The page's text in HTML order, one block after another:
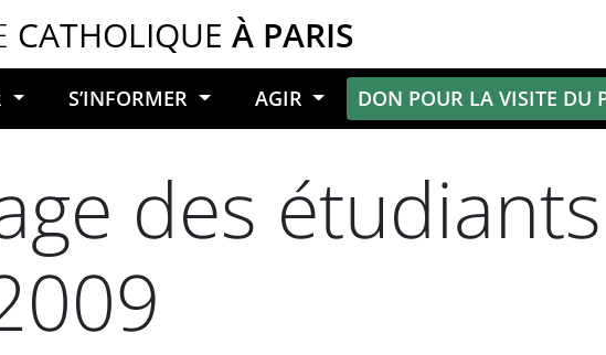
CATHOLIQUE À PARIS
S’INFORMER AGIR DON POUR LA VISITE DU
des